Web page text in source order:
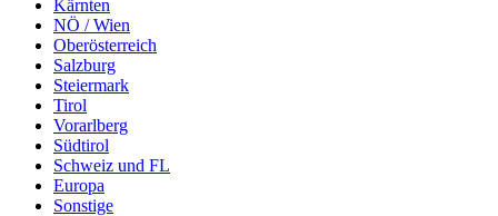
Kärnten
NÖ / Wien
Oberösterreich
Salzburg
Steiermark
Tirol
Vorarlberg
Südtirol
Schweiz und FL
Europa
Sonstige